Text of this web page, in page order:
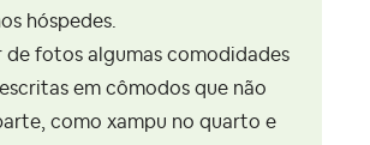
hóspedes.
de fotos algumas comodidades
em cômodos que não
como xampu no quarto e